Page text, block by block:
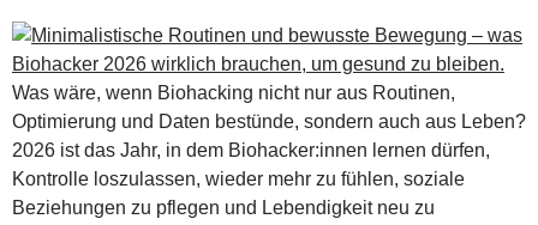
Was wäre, wenn Biohacking nicht nur aus Routinen,
Optimierung und Daten bestünde, sondern auch aus Leben?
2026 ist das Jahr, in dem Biohacker:innen lernen dürfen,
Kontrolle loszulassen, wieder mehr zu fühlen, soziale
Beziehungen zu pflegen und Lebendigkeit neu zu